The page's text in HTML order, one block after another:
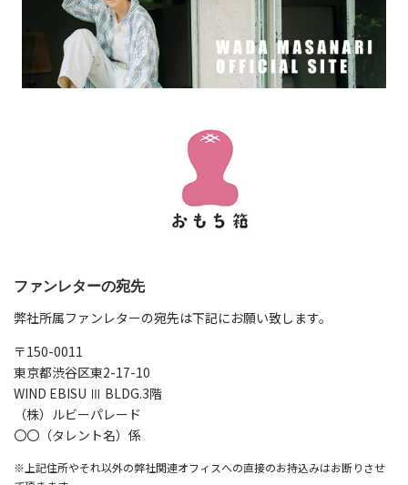
ファンレターの宛先
弊社所属ファンレターの宛先は下記にお願い致します。
〒150-0011
東京都渋谷区東2-17-10
WIND EBISU Ⅲ BLDG.3階
（株）ルビーパレード
〇〇（タレント名）係
※上記住所やそれ以外の弊社関連オフィスへの直接のお持込みはお断りさせ